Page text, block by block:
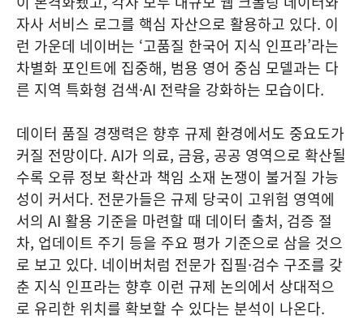
자사 서비스 로그를 핵심 자산으로 활용하고 있다. 이
런 가운데 네이버는 ‘고품질 한국어 지식 인프라’라는
차별화 포인트에 집중해, 범용 영어 중심 모델과는 다
른 지역 특화형 검색·AI 전략을 강화하는 모습이다.
데이터 품질 경쟁력은 향후 규제 환경에서도 중요도가
커질 전망이다. AI가 의료, 금융, 공공 영역으로 확산될
수록 오류 정보 확산과 책임 소재 논쟁이 불거질 가능
성이 커서다. 전문가들은 규제 당국이 고위험 영역에
서의 AI 활용 기준을 마련할 때 데이터 출처, 검증 절
차, 업데이트 주기 등을 주요 평가 기준으로 삼을 것으
로 보고 있다. 네이버처럼 전문가 집필·검수 구조를 갖
춘 지식 인프라는 향후 이런 규제 논의에서 상대적으
로 유리한 위치를 확보할 수 있다는 분석이 나온다.